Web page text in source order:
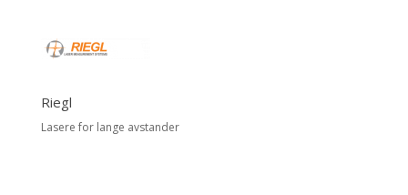
Riegl
Lasere for lange avstander